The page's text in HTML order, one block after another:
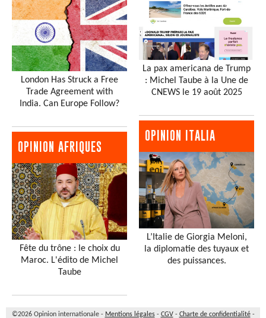
London Has Struck a Free
Trade Agreement with
India. Can Europe Follow?
OPINION AFRIQUES
Fête du trône : le choix du
Maroc. L'édito de Michel
Taube
La pax americana de Trump
: Michel Taube à la Une de
CNEWS le 19 août 2025
OPINION ITALIA
L’Italie de Giorgia Meloni,
la diplomatie des tuyaux et
des puissances.
©2026 Opinion internationale - Mentions légales- CGV- Charte de confidentialité-